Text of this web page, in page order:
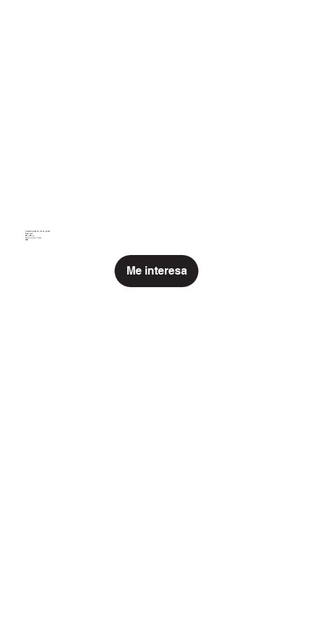
NUEZ
Piedra azul
285 x 285 cm
CARLOS GARCÍA DE LA NUEZ
Piedra azul
285 x 285 cm
Técnica mixta / lienzo
2024
Me interesa